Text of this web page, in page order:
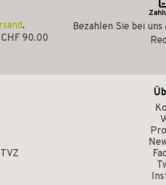
.
90.00
Bezahlen Sie bei